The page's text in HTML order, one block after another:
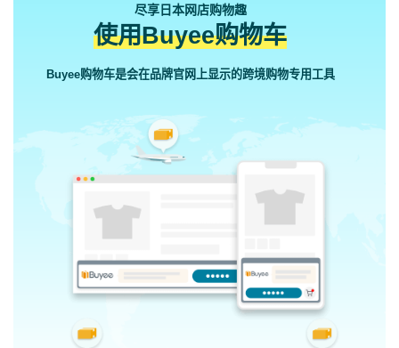
尽享日本网店购物趣
使用Buyee购物车
Buyee购物车是会在品牌官网上显示的跨境购物专用工具